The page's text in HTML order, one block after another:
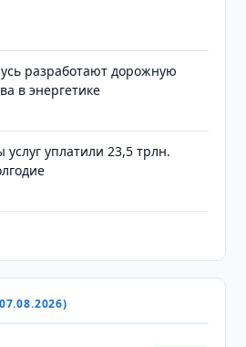
разработают дорожную
в энергетике
уплатили 23,5 трлн.